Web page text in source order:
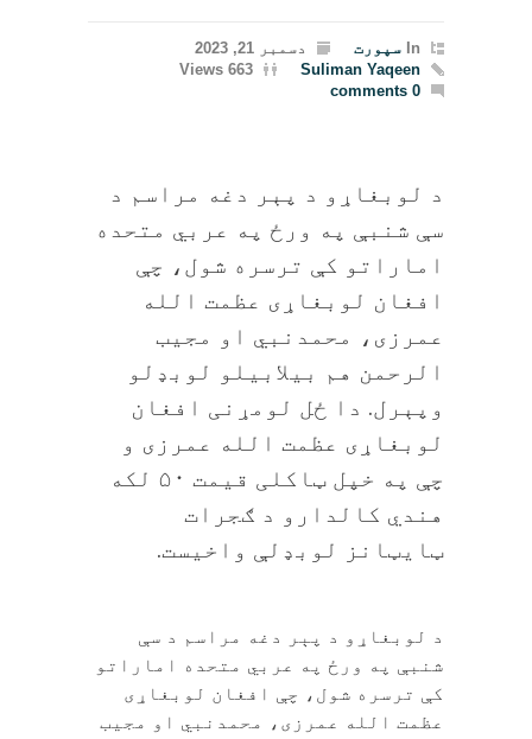
In سپورت
دسمبر 21, 2023
Suliman Yaqeen
663 Views
0 comments
د لوبغاړو د پېر دغه مراسم د
سې شنبې په ورځ په عربي متحده
اماراتو کې ترسره شول‎، چې
افغان لوبغاړی عظمت الله
عمرزی، محمدنبي او مجیب
الرحمن هم بیلابیلو لوبډلو
وپېرل. دا ځل لومړنی افغان
لوبغاړی عظمت الله عمرزی و
چې په خپل ټاکلی قیمت ۵۰ لکه
هندي کالدارو د ګجرات
ټایټانز لوبډلې واخیست.
د لوبغاړو د پېر دغه مراسم د سې
شنبې په ورځ په عربي متحده اماراتو
کې ترسره شول‎، چې افغان لوبغاړی
عظمت الله عمرزی، محمدنبي او مجیب